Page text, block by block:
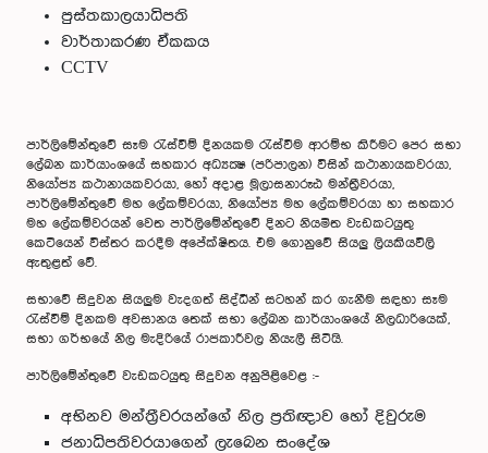
පුස්තකාලයාධිපති
වාර්තාකරණ ඒකකය
CCTV
පාර්ලිමේන්තුවේ සෑම රැස්වීම් දිනයකම රැස්වීම ආරම්භ කිරීමට පෙර සභා
ලේඛන කාර්යාංශයේ සහකාර අධ්‍යක්‍ෂ (පරිපාලන) විසින් කථානායකවරයා,
නියෝජ්‍ය කථානායකවරයා, හෝ අදාළ මූලාසනාරූඪ මන්ත්‍රීවරයා,
පාර්ලිමේන්තුවේ මහ ලේකම්වරයා, නියෝජ්‍ය මහ ලේකම්වරයා හා සහකාර
මහ ලේකම්වරයන් වෙත පාර්ලිමේන්තුවේ දිනට නියමිත වැඩකටයුතු
කෙටියෙන් විස්තර කරදීම අපේක්ෂිතය. එම ගොනුවේ සියලු ලියකියවිලි
ඇතුළත් වේ.
සභාවේ සිදුවන සියලුම වැදගත් සිද්ධීන් සටහන් කර ගැනීම සඳහා සෑම
රැස්වීම් දිනකම අවසානය තෙක් සභා ලේඛන කාර්යාංශයේ නිලධාරියෙක්,
සභා ගර්භයේ නිල මැදිරියේ රාජකාරීවල නියැලී සිටියි.
පාර්ලිමේන්තුවේ වැඩකටයුතු සිදුවන අනුපිළිවෙළ :-
අභිනව මන්ත‍්‍රීවරයන්ගේ නිල ප‍්‍රතිඥාව හෝ දිවුරුම
ජනාධිපතිවරයාගෙන් ලැබෙන සංදේශ